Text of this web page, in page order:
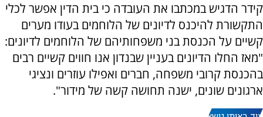
קידר הדגיש במכתבו את העובדה כי בית הדין אפשר לכלי
התקשורת להיכנס לדיונים של הלוחמים בעודו מערים
קשיים על הכנסת בני משפחותיהם של הלוחמים לדיונים:
"מאז החלו הדיונים בעניין שבנדון אנו חווים קשיים רבים
בהכנסת קרובי משפחה, חברים ואפילו עוזרים ונציגי
ארגונים שונים, ישנה תחושה קשה של מידור".